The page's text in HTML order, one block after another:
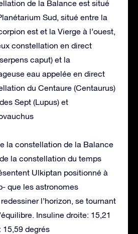
de la Balance est situé
Sud, situé entre la
est et la Vierge à l’ouest,
constellation en direct
caput) et la
eau appelée en direct
du Centaure (Centaurus)
Sept (Lupus) et
la constellation de la Balance
la constellation du temps
Ulkiptan positionné à
que les astronomes
l’horizon, se tournant
Insuline droite: 15,21
15,59 degrés